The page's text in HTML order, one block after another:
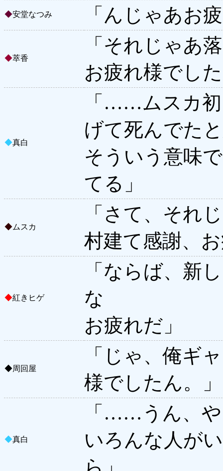
◆安堂なつみ 「んじゃあお
◆萃香
「それじゃあ
お疲れ様でし
◆真白
「……ムスカ
げて死んでた
そういう意味
てる」
◆ムスカ
「さて、それ
村建て感謝、
◆紅きヒゲ
「ならば、新
な
お疲れだ」
◆周回屋
「じゃ、俺ギ
様でしたん。」
◆真白
「……うん、
いろんな人が